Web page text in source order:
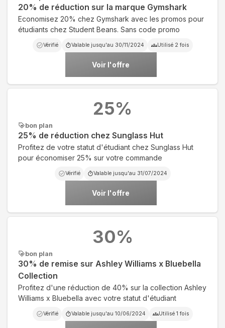
20% de réduction sur la marque Gymshark
Economisez 20% chez Gymshark avec les promos pour
étudiants chez Student Beans. Sans code promo
Vérifié Valable jusqu'au 30/11/2024 Utilisé 2 fois
Voir l'offre
bon plan
25% de réduction chez Sunglass Hut
Profitez de votre statut d'étudiant chez Sunglass Hut
pour économiser 25% sur votre commande
Vérifié Valable jusqu'au 31/07/2024
Voir l'offre
25%
bon plan
30% de remise sur Ashley Williams x Bluebella
Collection
Profitez d'une réduction de 40% sur la collection Ashley
Williams x Bluebella avec votre statut d'étudiant
Vérifié Valable jusqu'au 10/06/2024 Utilisé 1 fois
30%